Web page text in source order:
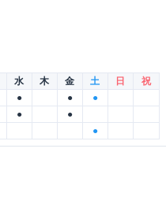
水 木 金 土 日
祝
● ●
●
●
●
●